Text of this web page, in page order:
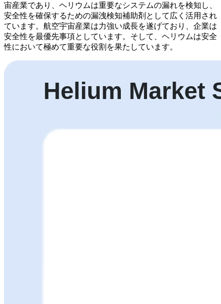
宙産業であり、ヘリウムは重要なシステムの漏れを検知し、
安全性を確保するための漏洩検知補助剤として広く活用され
ています。航空宇宙産業は力強い成長を遂げており、企業は
安全性を最優先事項としています。そして、ヘリウムは安全
性において極めて重要な役割を果たしています。